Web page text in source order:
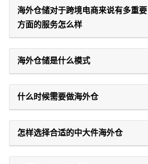
海外仓储对于跨境电商来说有多重
方面的服务怎么样
海外仓储是什么模式
什么时候需要做海外仓
怎样选择合适的中大件海外仓